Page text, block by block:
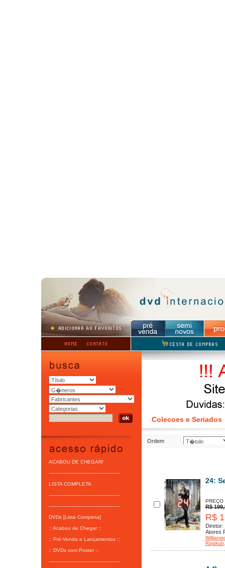
ACABOU DE CHEGAR!
-----------------------------------------------
LISTA COMPLETA
-----------------------------------------------
-----------------------------------------------
DVDs [Lista Completa]
:: Acabou de Chegar ::
:: Pré-Venda e Lançamentos ::
:: DVDs com Poster ::
-----------------------------------------------
Colecoes e Seriados
Ordem
24:
PREÇO
R$
R$
Diretor:
Atores
Rajskub